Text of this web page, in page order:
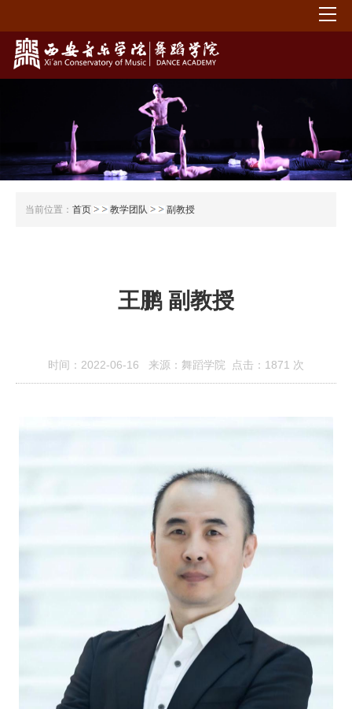
当前位置： 首页 教学团队 副教授
王鹏 副教授
时间：2022-06-16 来源：舞蹈学院 点击： 1871 次